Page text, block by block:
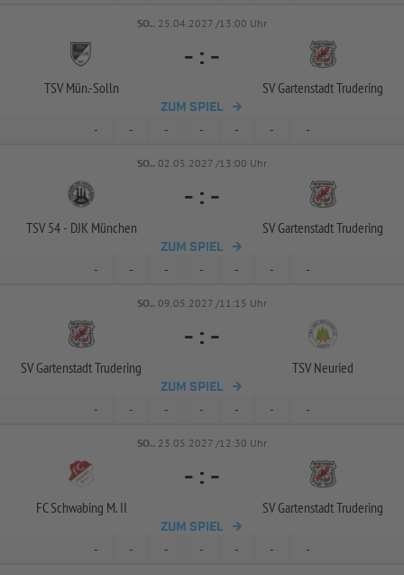
SO.. 25.04.2027 /13:00 Uhr
TSV Mün.-Solln
- : -
SV Gartenstadt Trudering
ZUM SPIEL
- - - - - - -
SO.. 02.05.2027 /13:00 Uhr
TSV 54 - DJK München
- : -
SV Gartenstadt Trudering
ZUM SPIEL
- - - - - - -
SO.. 09.05.2027 /11:15 Uhr
SV Gartenstadt Trudering
- : -
TSV Neuried
ZUM SPIEL
- - - - - - -
SO.. 23.05.2027 /12:30 Uhr
FC Schwabing M. II
- : -
SV Gartenstadt Trudering
ZUM SPIEL
- - - - - - -